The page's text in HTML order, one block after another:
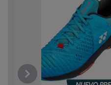
Previous
Next